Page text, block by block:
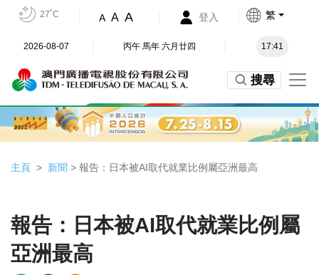
27˚C A A A 登入 繁
2026-08-07 丙午 馬年 六月廿四 17:41
搜尋
主頁 新聞 > 報告：日本被AI取代就業比例屬亞洲最高
報告：日本被AI取代就業比例屬
亞洲最高